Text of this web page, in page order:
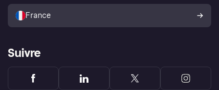
Politique de protection de
l’acheteur Klarna
France
Suivre